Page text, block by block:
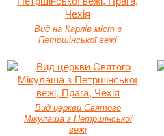
Вид на Карлів міст з
Петршінської вежі
Вид церкви Святого
Мікулаша з Петршінської
вежі